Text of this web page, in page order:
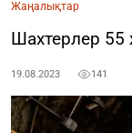
Жаңалықтар
Шахтерлер 55
19.08.2023 141